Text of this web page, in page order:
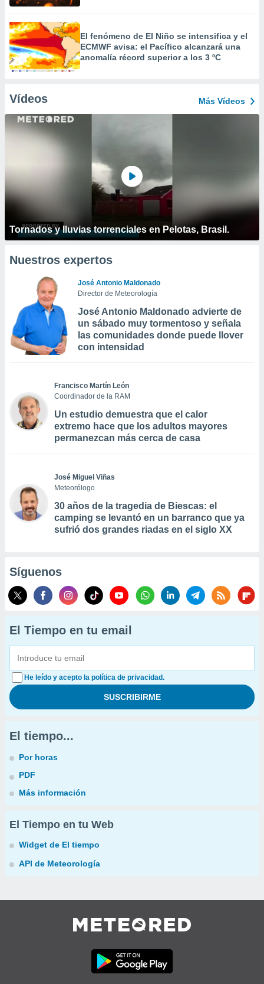
El fenómeno de El Niño se intensifica y el
ECMWF avisa: el Pacífico alcanzará una
anomalía récord superior a los 3 ºC
Vídeos Más Vídeos
Tornados y lluvias torrenciales en Pelotas, Brasil.
Nuestros expertos
José Antonio Maldonado
Director de Meteorología
José Antonio Maldonado advierte de
un sábado muy tormentoso y señala
las comunidades donde puede llover
con intensidad
Francisco Martín León
Coordinador de la RAM
Un estudio demuestra que el calor
extremo hace que los adultos mayores
permanezcan más cerca de casa
José Miguel Viñas
Meteorólogo
30 años de la tragedia de Biescas: el
camping se levantó en un barranco que ya
sufrió dos grandes riadas en el siglo XX
Síguenos
El Tiempo en tu email
He leído y acepto la política de privacidad.
El tiempo...
Por horas
PDF
Más información
El Tiempo en tu Web
Widget de El tiempo
API de Meteorología